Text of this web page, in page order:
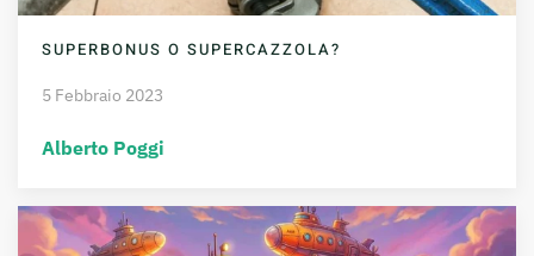
SUPERBONUS O SUPERCAZZOLA?
5 Febbraio 2023
Alberto Poggi